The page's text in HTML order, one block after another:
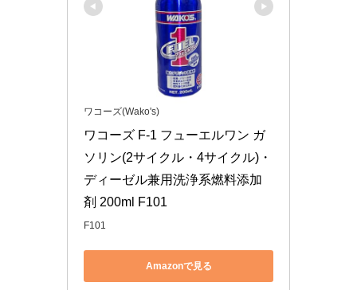
ワコーズ(Wako's)
ワコーズ F-1 フューエルワン ガ
ソリン(2サイクル・4サイクル)・
ディーゼル兼用洗浄系燃料添加
剤 200ml F101
F101
Amazonで見る